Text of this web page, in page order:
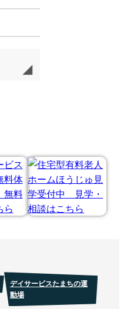
デイサービスたまちの運
動場